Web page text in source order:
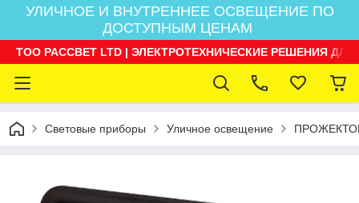
УЛИЧНОЕ И ВНУТРЕННЕЕ ОСВЕЩЕНИЕ ПО
ДОСТУПНЫМ ЦЕНАМ
ТОО РАССВЕТ LTD | ЭЛЕКТРОТЕХНИЧЕСКИЕ РЕШЕНИЯ
Световые приборы Уличное освещение